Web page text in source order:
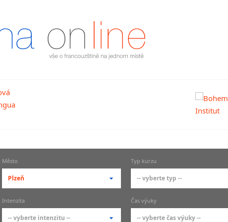
Město
Plzeň
-- vyberte město --
pražské městské části
Typ kurzu
-- vyberte typ --
-- vyberte typ --
základní členění kurzů
Intenzita
-- vyberte intenzitu --
Čas výuky
-- vyberte čas výuky --